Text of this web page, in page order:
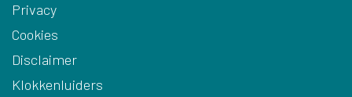
Privacy
Cookies
Disclaimer
Klokkenluiders